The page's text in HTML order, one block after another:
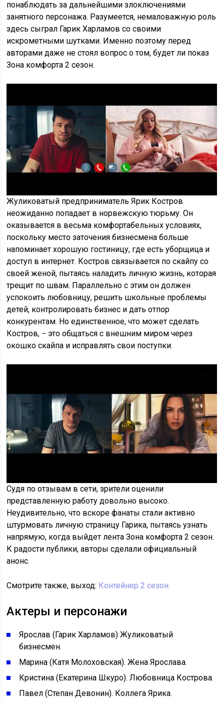
понаблюдать за дальнейшими злоключениями
занятного персонажа. Разумеется, немаловажную роль
здесь сыграл Гарик Харламов со своими
искрометными шутками. Именно поэтому перед
авторами даже не стоял вопрос о том, будет ли показ
Зона комфорта 2 сезон.
Жуликоватый предприниматель Ярик Костров
неожиданно попадает в норвежскую тюрьму. Он
оказывается в весьма комфортабельных условиях,
поскольку место заточения бизнесмена больше
напоминает хорошую гостиницу, где есть уборщица и
доступ в интернет. Костров связывается по скайпу со
своей женой, пытаясь наладить личную жизнь, которая
трещит по швам. Параллельно с этим он должен
успокоить любовницу, решить школьные проблемы
детей, контролировать бизнес и дать отпор
конкурентам. Но единственное, что может сделать
Костров, − это общаться с внешним миром через
окошко скайпа и исправлять свои поступки.
Судя по отзывам в сети, зрители оценили
представленную работу довольно высоко.
Неудивительно, что вскоре фанаты стали активно
штурмовать личную страницу Гарика, пытаясь узнать
напрямую, когда выйдет лента Зона комфорта 2 сезон.
К радости публики, авторы сделали официальный
анонс.
Смотрите также, выход: Контейнер 2 сезон.
Актеры и персонажи
Ярослав (Гарик Харламов) Жуликоватый
бизнесмен.
Марина (Катя Молоховская). Жена Ярослава.
Кристина (Екатерина Шкуро). Любовница Кострова.
Павел (Степан Девонин). Коллега Ярика.